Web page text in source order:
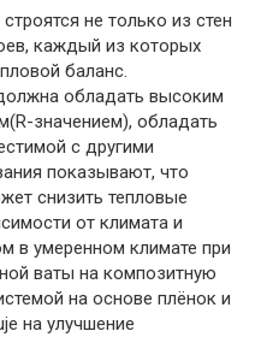
не только из стен
каждый из которых
баланс.
обладать высоким
значением), обладать
с другими
показывают, что
снизить тепловые
от климата и
в умеренном климате при
ваты на композитную
на основе плёнок и
на улучшение